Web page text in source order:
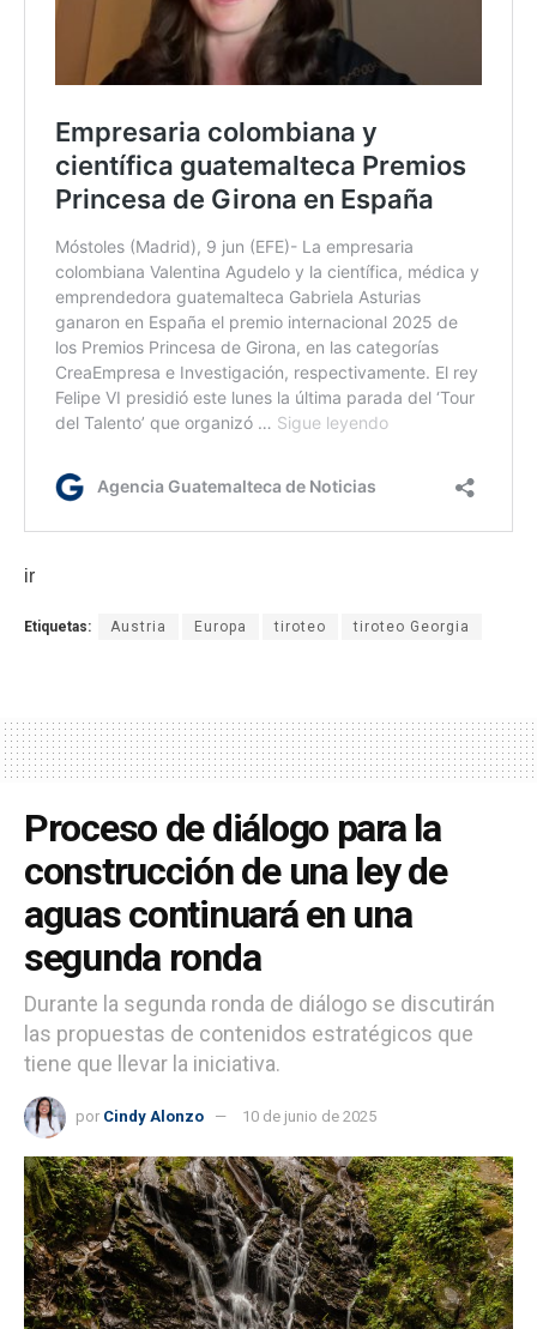
ir
Etiquetas: Austria Europa tiroteo tiroteo Georgia
Proceso de diálogo para la
construcción de una ley de
aguas continuará en una
segunda ronda
Durante la segunda ronda de diálogo se discutirán
las propuestas de contenidos estratégicos que
tiene que llevar la iniciativa.
por Cindy Alonzo 10 de junio de 2025